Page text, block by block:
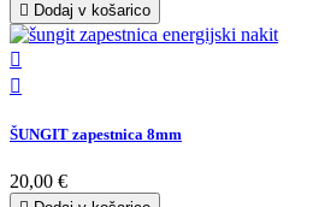
 Dodaj v košarico


ŠUNGIT zapestnica 8mm
20,00 €